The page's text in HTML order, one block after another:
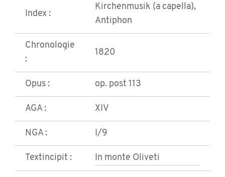
Index :
Kirchenmusik (a capella),
Antiphon
Chronologie
:
1820
Opus : op. post 113
AGA : XIV
NGA : I/9
Textincipit : In monte Oliveti